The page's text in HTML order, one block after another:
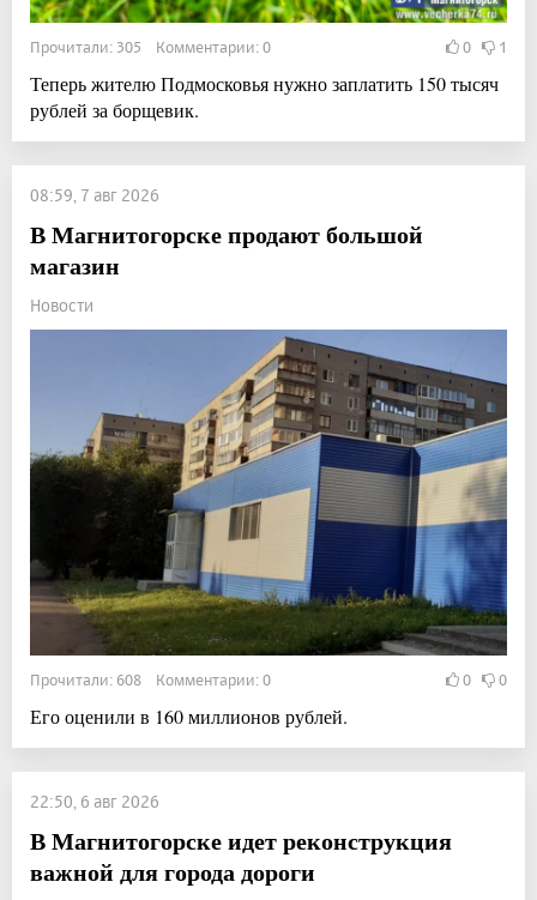
Прочитали: 305 Комментарии: 0 0 1
Теперь жителю Подмосковья нужно заплатить 150 тысяч
рублей за борщевик.
08:59, 7 авг 2026
В Магнитогорске продают большой
магазин
Новости
Прочитали: 608 Комментарии: 0 0 0
Его оценили в 160 миллионов рублей.
22:50, 6 авг 2026
В Магнитогорске идет реконструкция
важной для города дороги